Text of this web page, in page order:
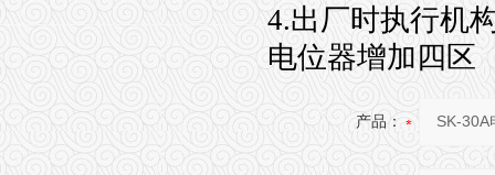
4.出厂时执行机
电位器增加四区
产品：